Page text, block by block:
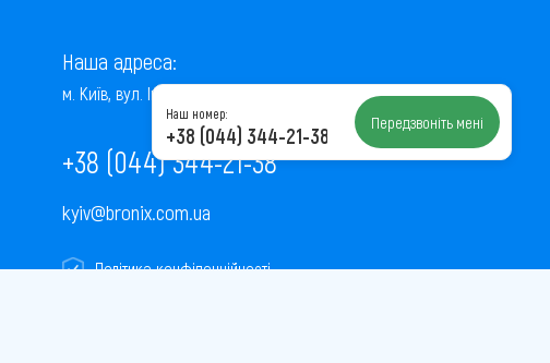
Наша адреса:
м. Київ, вул. Інститутська, 22/7, оф. 41
+38 (044) 344-21-38
kyiv@bronix.com.ua
Політика конфіденційності
Наш номер:
+38 (044) 344-21-38 Передзвоніть мені